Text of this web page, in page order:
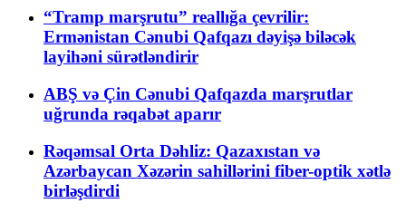
“Tramp marşrutu” reallığa çevrilir:
Ermənistan Cənubi Qafqazı dəyişə biləcək
layihəni sürətləndirir
ABŞ və Çin Cənubi Qafqazda marşrutlar
uğrunda rəqabət aparır
Rəqəmsal Orta Dəhliz: Qazaxıstan və
Azərbaycan Xəzərin sahillərini fiber-optik xətlə
birləşdirdi